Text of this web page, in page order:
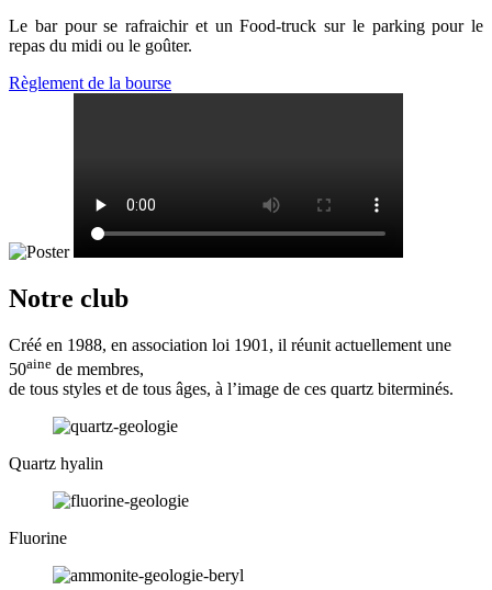
Le bar pour se rafraichir et un Food-truck sur le parking pour le
repas du midi ou le goûter.
Règlement de la bourse
Notre club
Créé en 1988, en association loi 1901, il réunit actuellement une
50aine de membres,
de tous styles et de tous âges, à l’image de ces quartz biterminés.
Quartz hyalin
Fluorine